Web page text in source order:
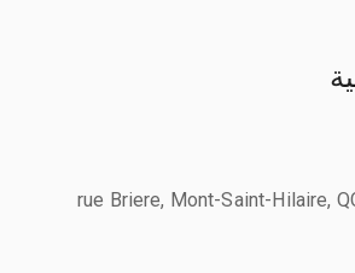
1373 rue Briere, Mont-Saint-Hilaire,